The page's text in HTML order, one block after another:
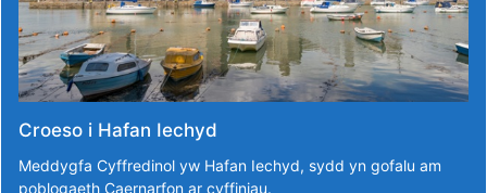
Croeso i Hafan Iechyd
Meddygfa Cyffredinol yw Hafan Iechyd, sydd yn gofalu am
poblogaeth Caernarfon ar cyffiniau.